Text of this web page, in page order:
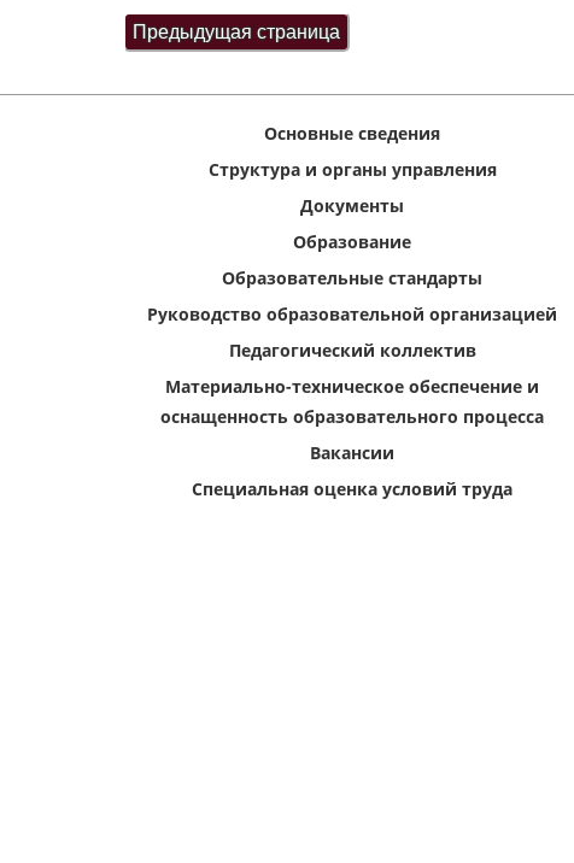
Основные сведения
Структура и органы управления
Документы
Образование
Образовательные стандарты
Руководство образовательной организацией
Педагогический коллектив
Материально-техническое обеспечение и
оснащенность образовательного процесса
Вакансии
Специальная оценка условий труда